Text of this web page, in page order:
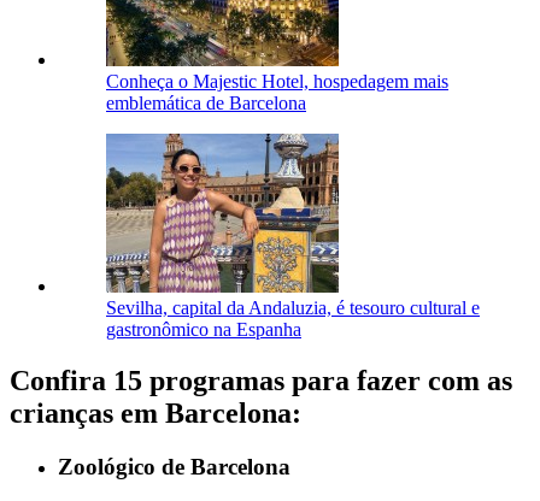
Conheça o Majestic Hotel, hospedagem mais
emblemática de Barcelona
Sevilha, capital da Andaluzia, é tesouro cultural e
gastronômico na Espanha
Confira 15 programas para fazer com as
crianças em Barcelona:
Zoológico de Barcelona